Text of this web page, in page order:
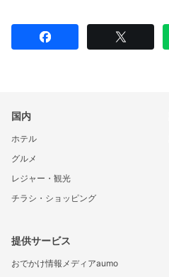
国内
ホテル
グルメ
レジャー・観光
チラシ・ショッピング
提供サービス
おでかけ情報メディアaumo